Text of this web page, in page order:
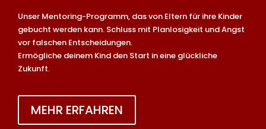
Unser Mentoring-Programm, das von Eltern für ihre Kinder
gebucht werden kann. Schluss mit Planlosigkeit und Angst
vor falschen Entscheidungen.
Ermögliche deinem Kind den Start in eine glückliche
Zukunft.
MEHR ERFAHREN